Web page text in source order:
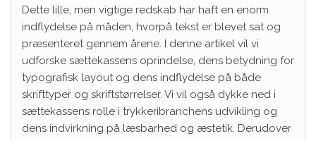
Dette lille, men vigtige redskab har haft en enorm
indflydelse på måden, hvorpå tekst er blevet sat og
præsenteret gennem årene. I denne artikel vil vi
udforske sættekassens oprindelse, dens betydning for
typografisk layout og dens indflydelse på både
skrifttyper og skriftstørrelser. Vi vil også dykke ned i
sættekassens rolle i trykkeribranchens udvikling og
dens indvirkning på læsbarhed og æstetik. Derudover